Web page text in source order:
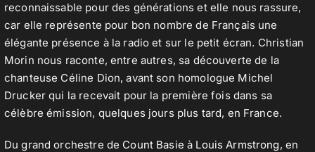
reconnaissable pour des générations et elle nous rassure,
car elle représente pour bon nombre de Français une
élégante présence à la radio et sur le petit écran. Christian
Morin nous raconte, entre autres, sa découverte de la
chanteuse Céline Dion, avant son homologue Michel
Drucker qui la recevait pour la première fois dans sa
célèbre émission, quelques jours plus tard, en France.
Du grand orchestre de Count Basie à Louis Armstrong, en